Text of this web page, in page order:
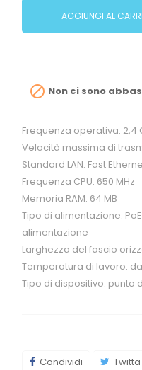
AGGIUNGI AL
 Non ci sono
Frequenza operativa: 2,4
Velocità massima di
Standard LAN: Fast
Frequenza CPU: 650 MHz
Memoria RAM: 64 MB
Tipo di alimentazione:
alimentazione
Larghezza del fascio
Temperatura di lavoro:
Tipo di dispositivo: punto
Condividi Twitta